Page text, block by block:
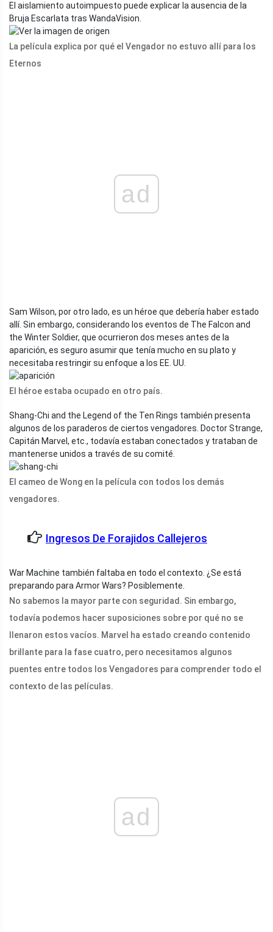
El aislamiento autoimpuesto puede explicar la ausencia de la
Bruja Escarlata tras WandaVision.
La película explica por qué el Vengador no estuvo allí para los
Eternos
ad
Sam Wilson, por otro lado, es un héroe que debería haber estado
allí. Sin embargo, considerando los eventos de The Falcon and
the Winter Soldier, que ocurrieron dos meses antes de la
aparición, es seguro asumir que tenía mucho en su plato y
necesitaba restringir su enfoque a los EE. UU.
El héroe estaba ocupado en otro país.
Shang-Chi and the Legend of the Ten Rings también presenta
algunos de los paraderos de ciertos vengadores. Doctor Strange,
Capitán Marvel, etc., todavía estaban conectados y trataban de
mantenerse unidos a través de su comité.
El cameo de Wong en la película con todos los demás
vengadores.
Ingresos De Forajidos Callejeros
War Machine también faltaba en todo el contexto. ¿Se está
preparando para Armor Wars? Posiblemente.
No sabemos la mayor parte con seguridad. Sin embargo,
todavía podemos hacer suposiciones sobre por qué no se
llenaron estos vacíos. Marvel ha estado creando contenido
brillante para la fase cuatro, pero necesitamos algunos
puentes entre todos los Vengadores para comprender todo el
contexto de las películas.
ad